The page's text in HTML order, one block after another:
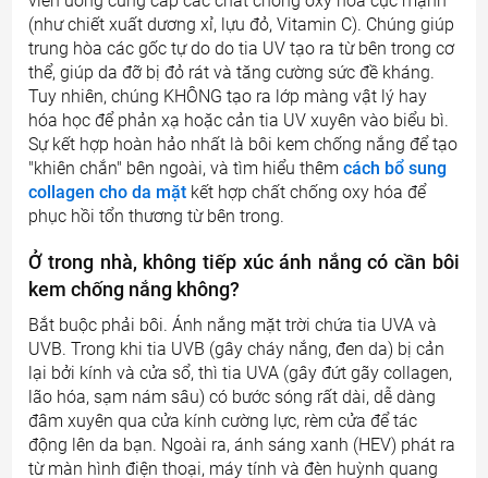
(như chiết xuất dương xỉ, lựu đỏ, Vitamin C). Chúng giúp
trung hòa các gốc tự do do tia UV tạo ra từ bên trong cơ
thể, giúp da đỡ bị đỏ rát và tăng cường sức đề kháng.
Tuy nhiên, chúng KHÔNG tạo ra lớp màng vật lý hay
hóa học để phản xạ hoặc cản tia UV xuyên vào biểu bì.
Sự kết hợp hoàn hảo nhất là bôi kem chống nắng để tạo
"khiên chắn" bên ngoài, và tìm hiểu thêmcách bổ sung
collagen cho da mặt kết hợp chất chống oxy hóa để
phục hồi tổn thương từ bên trong.
Ở trong nhà, không tiếp xúc ánh nắng có cần bôi
kem chống nắng không?
Bắt buộc phải bôi. Ánh nắng mặt trời chứa tia UVA và
UVB. Trong khi tia UVB (gây cháy nắng, đen da) bị cản
lại bởi kính và cửa sổ, thì tia UVA (gây đứt gãy collagen,
lão hóa, sạm nám sâu) có bước sóng rất dài, dễ dàng
đâm xuyên qua cửa kính cường lực, rèm cửa để tác
động lên da bạn. Ngoài ra, ánh sáng xanh (HEV) phát ra
từ màn hình điện thoại, máy tính và đèn huỳnh quang